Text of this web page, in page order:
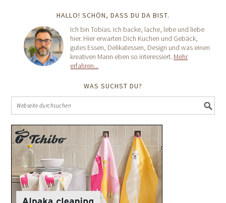
HALLO! SCHÖN, DASS DU DA BIST.
Ich bin Tobias. Ich backe, lache, lebe und liebe
hier. Hier erwarten Dich Kuchen und Gebäck,
gutes Essen, Delikatessen, Design und was einen
kreativen Mann eben so interessiert. Mehr
erfahren...
WAS SUCHST DU?